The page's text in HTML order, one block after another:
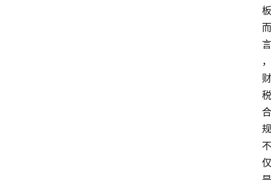
板
而
言
，
财
税
合
规
不
仅